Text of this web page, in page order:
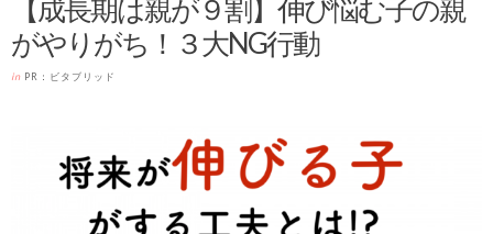
【成長期は親が９割】伸び悩む子の親
がやりがち！３大NG行動
in PR：ビタブリッド